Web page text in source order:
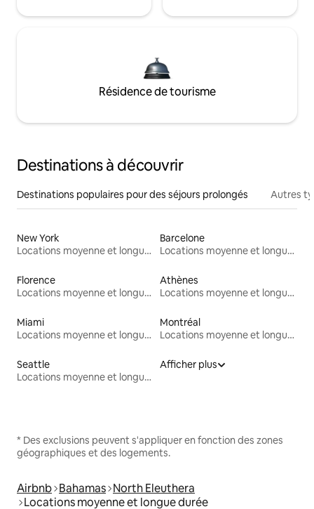
Résidence de tourisme
Destinations à découvrir
Destinations populaires pour des séjours prolongés Autres
New York
Locations moyenne et longue durée
Barcelone
Locations moyenne et longue durée
Florence
Locations moyenne et longue durée
Athènes
Locations moyenne et longue durée
Miami
Locations moyenne et longue durée
Montréal
Locations moyenne et longue durée
Seattle
Locations moyenne et longue durée
Afficher plus
* Des exclusions peuvent s'appliquer en fonction des zones
géographiques et des logements.
Airbnb Bahamas North Eleuthera
Locations moyenne et longue durée